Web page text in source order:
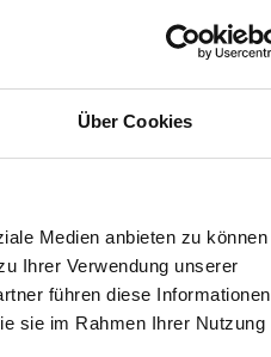
Über Cookies
Medien anbieten zu können
Ihrer Verwendung unserer
führen diese Informationen
sie im Rahmen Ihrer Nutzung